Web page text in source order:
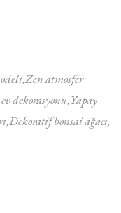
Zen atmosfer
dekorasyonu Yapay
Dekoratif bonsai ağacı